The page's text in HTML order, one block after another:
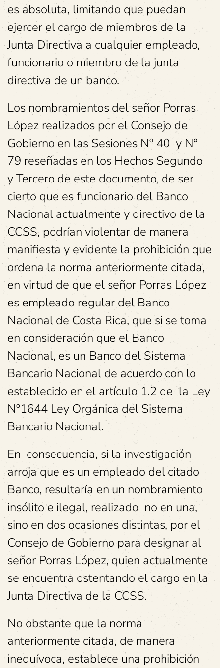
es absoluta, limitando que puedan
ejercer el cargo de miembros de la
Junta Directiva a cualquier empleado,
funcionario o miembro de la junta
directiva de un banco.
Los nombramientos del señor Porras
López realizados por el Consejo de
Gobierno en las Sesiones Nº 40 y N°
79 reseñadas en los Hechos Segundo
y Tercero de este documento, de ser
cierto que es funcionario del Banco
Nacional actualmente y directivo de la
CCSS, podrían violentar de manera
manifiesta y evidente la prohibición que
ordena la norma anteriormente citada,
en virtud de que el señor Porras López
es empleado regular del Banco
Nacional de Costa Rica, que si se toma
en consideración que el Banco
Nacional, es un Banco del Sistema
Bancario Nacional de acuerdo con lo
establecido en el artículo 1.2 de la Ley
Nº1644 Ley Orgánica del Sistema
Bancario Nacional.
En consecuencia, si la investigación
arroja que es un empleado del citado
Banco, resultaría en un nombramiento
insólito e ilegal, realizado no en una,
sino en dos ocasiones distintas, por el
Consejo de Gobierno para designar al
señor Porras López, quien actualmente
se encuentra ostentando el cargo en la
Junta Directiva de la CCSS.
No obstante que la norma
anteriormente citada, de manera
inequívoca, establece una prohibición